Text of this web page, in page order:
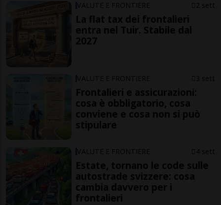
VALUTE E FRONTIERE 2 sett
La flat tax dei frontalieri
entra nel Tuir. Stabile dal
2027
VALUTE E FRONTIERE 3 sett
Frontalieri e assicurazioni:
cosa è obbligatorio, cosa
conviene e cosa non si può
stipulare
VALUTE E FRONTIERE 4 sett
Estate, tornano le code sulle
autostrade svizzere: cosa
cambia davvero per i
frontalieri